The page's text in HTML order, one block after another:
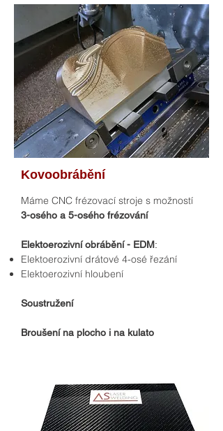
Kovoobrábění
Máme CNC frézovací stroje s možností
3-osého a 5-osého frézování
Elektoerozivní obrábění - EDM:
Elektoerozivní drátové 4-osé řezání
Elektoerozivní hloubení
Soustružení
Broušení na plocho i na kulato